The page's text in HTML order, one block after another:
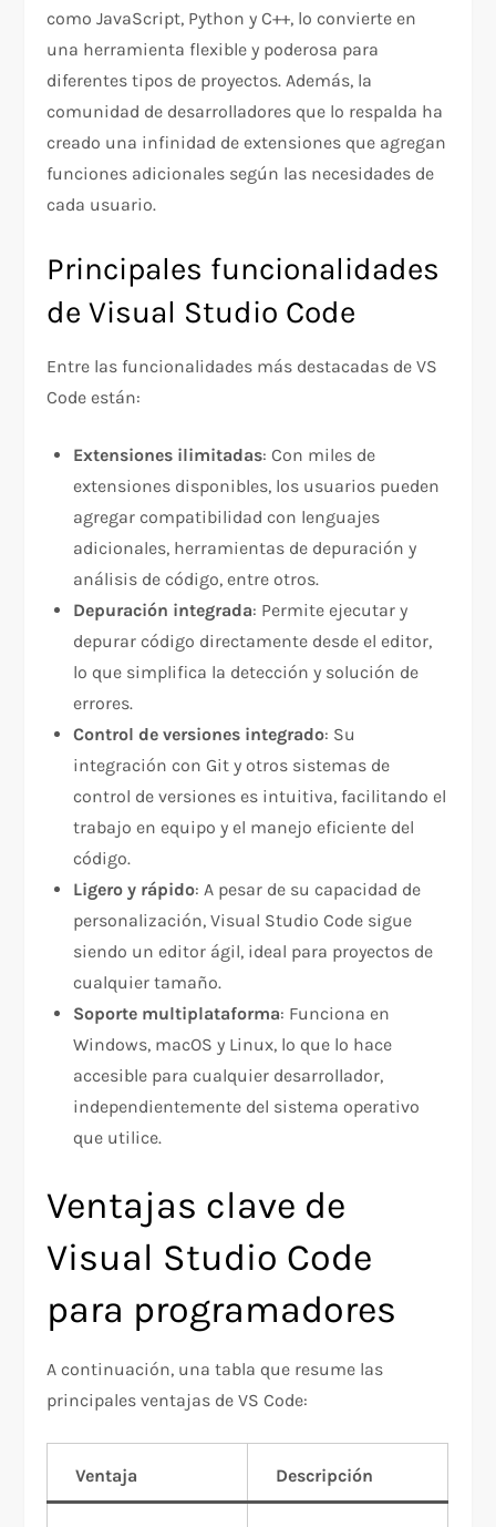
como JavaScript, Python y C++, lo convierte en
una herramienta flexible y poderosa para
diferentes tipos de proyectos. Además, la
comunidad de desarrolladores que lo respalda ha
creado una infinidad de extensiones que agregan
funciones adicionales según las necesidades de
cada usuario.
Principales funcionalidades
de Visual Studio Code
Entre las funcionalidades más destacadas de VS
Code están:
Extensiones ilimitadas: Con miles de
extensiones disponibles, los usuarios pueden
agregar compatibilidad con lenguajes
adicionales, herramientas de depuración y
análisis de código, entre otros.
Depuración integrada: Permite ejecutar y
depurar código directamente desde el editor,
lo que simplifica la detección y solución de
errores.
Control de versiones integrado: Su
integración con Git y otros sistemas de
control de versiones es intuitiva, facilitando el
trabajo en equipo y el manejo eficiente del
código.
Ligero y rápido: A pesar de su capacidad de
personalización, Visual Studio Code sigue
siendo un editor ágil, ideal para proyectos de
cualquier tamaño.
Soporte multiplataforma: Funciona en
Windows, macOS y Linux, lo que lo hace
accesible para cualquier desarrollador,
independientemente del sistema operativo
que utilice.
Ventajas clave de
Visual Studio Code
para programadores
A continuación, una tabla que resume las
principales ventajas de VS Code:
Ventaja Descripción